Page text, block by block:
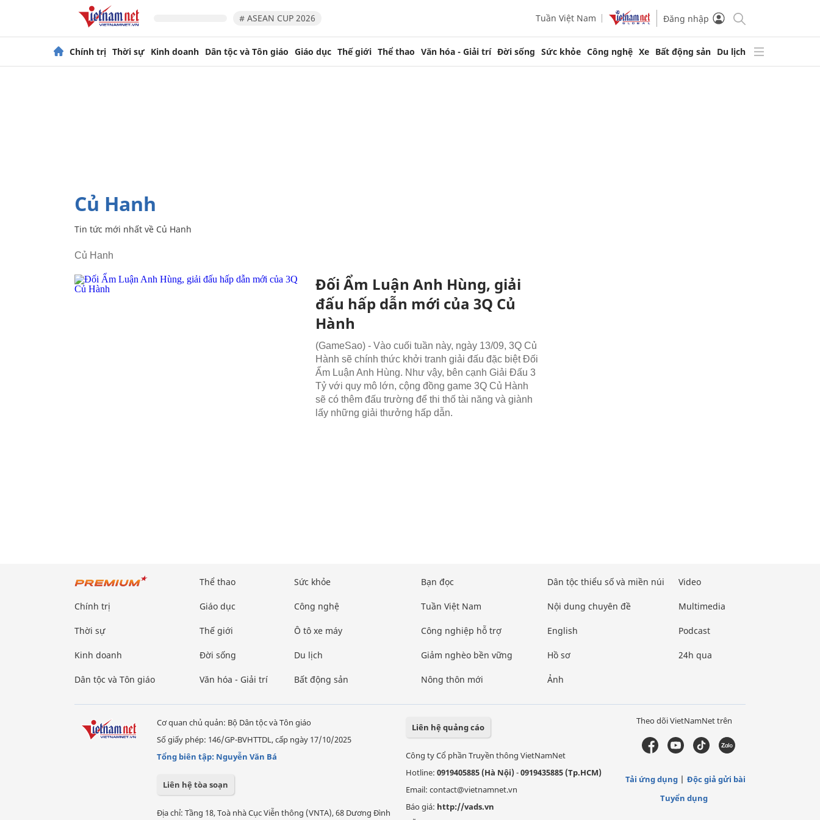
# ASEAN CUP 2026 Tuần Việt Nam Đăng nhập
Chính trị Thời sự Kinh doanh Dân tộc và Tôn giáo Giáo dục Thế giới Thể thao Văn hóa - Giải trí Đời sống Sức khỏe Công nghệ Xe Bất động sản Du lịch
Củ Hanh
Tin tức mới nhất về Củ Hanh
Củ Hanh
Đối Ẩm Luận Anh Hùng, giải
đấu hấp dẫn mới của 3Q Củ
Hành
(GameSao) - Vào cuối tuần này, ngày 13/09, 3Q Củ
Hành sẽ chính thức khởi tranh giải đấu đặc biệt Đối
Ẩm Luận Anh Hùng. Như vậy, bên cạnh Giải Đấu 3
Tỷ với quy mô lớn, cộng đồng game 3Q Củ Hành
sẽ có thêm đấu trường để thi thố tài năng và giành
lấy những giải thưởng hấp dẫn.
Chính trị
Thời sự
Kinh doanh
Dân tộc và Tôn giáo
Thể thao
Giáo dục
Thế giới
Đời sống
Văn hóa - Giải trí
Sức khỏe
Công nghệ
Ô tô xe máy
Du lịch
Bất động sản
Bạn đọc
Tuần Việt Nam
Công nghiệp hỗ trợ
Giảm nghèo bền vững
Nông thôn mới
Dân tộc thiểu số và miền núi
Nội dung chuyên đề
English
Hồ sơ
Ảnh
Video
Multimedia
Podcast
24h qua
Cơ quan chủ quản: Bộ Dân tộc và Tôn giáo
Số giấy phép: 146/GP-BVHTTDL, cấp ngày 17/10/2025
Tổng biên tập: Nguyễn Văn Bá
Liên hệ tòa soạn
Địa chỉ: Tầng 18, Toà nhà Cục Viễn thông (VNTA), 68 Dương Đình
Liên hệ quảng cáo
Công ty Cổ phần Truyền thông VietNamNet
Hotline: 0919405885 (Hà Nội)-0919435885 (Tp.HCM)
Email: contact@vietnamnet.vn
Báo giá: http://vads.vn
Theo dõi VietNamNet trên
Tải ứng dụng
Độc giả gửi bài
Tuyển dụng